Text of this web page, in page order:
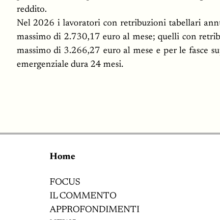
reddito.
Nel 2026 i lavoratori con retribuzioni tabellari
massimo di 2.730,17 euro al mese; quelli con
massimo di 3.266,27 euro al mese e per le fasce
emergenziale dura 24 mesi.
Home
FOCUS
IL COMMENTO
APPROFONDIMENTI